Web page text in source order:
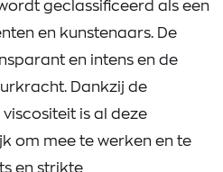
geclassificeerd als een
en kunstenaars. De
en intens en de
Dankzij de
is al deze
om mee te werken en te
en strikte